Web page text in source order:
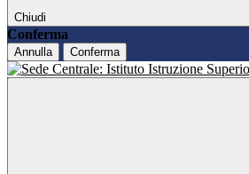
Chiudi
Conferma
Annulla Conferma